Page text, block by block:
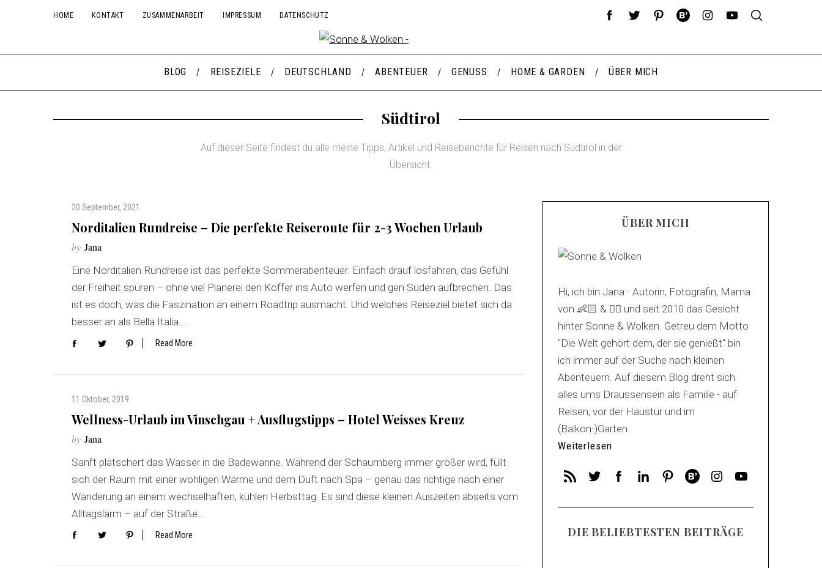
HOME KONTAKT ZUSAMMENARBEIT IMPRESSUM DATENSCHUTZ
BLOG REISEZIELE DEUTSCHLAND ABENTEUER GENUSS HOME & GARDEN ÜBER MICH
Südtirol
Auf dieser Seite findest du alle meine Tipps, Artikel und Reiseberichte für Reisen nach Südtirol in der
Übersicht.
20 September, 2021
Norditalien Rundreise – Die perfekte Reiseroute für 2-3 Wochen Urlaub
by Jana
Eine Norditalien Rundreise ist das perfekte Sommerabenteuer. Einfach drauf losfahren, das Gefühl
der Freiheit spüren – ohne viel Planerei den Koffer ins Auto werfen und gen Süden aufbrechen. Das
ist es doch, was die Faszination an einem Roadtrip ausmacht. Und welches Reiseziel bietet sich da
besser an als Bella Italia….
Read More
11 Oktober, 2019
Wellness-Urlaub im Vinschgau + Ausflugstipps – Hotel Weisses Kreuz
by Jana
Sanft plätschert das Wasser in die Badewanne. Während der Schaumberg immer größer wird, füllt
sich der Raum mit einer wohligen Wärme und dem Duft nach Spa – genau das richtige nach einer
Wanderung an einem wechselhaften, kühlen Herbsttag. Es sind diese kleinen Auszeiten abseits vom
Alltagslärm – auf der Straße…
Read More
ÜBER MICH
Hi, ich bin Jana - Autorin, Fotografin, Mama
von 👶🏻 & 🐕‍🦺 und seit 2010 das Gesicht
hinter Sonne & Wolken. Getreu dem Motto
"Die Welt gehört dem, der sie genießt" bin
ich immer auf der Suche nach kleinen
Abenteuern. Auf diesem Blog dreht sich
alles ums Draussensein als Familie - auf
Reisen, vor der Haustür und im
(Balkon-)Garten.
Weiterlesen
DIE BELIEBTESTEN BEITRÄGE